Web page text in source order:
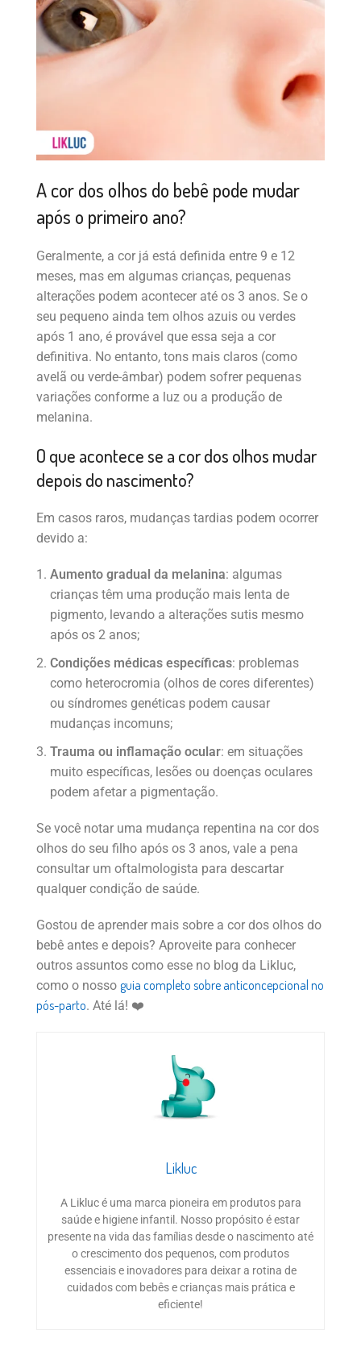
A cor dos olhos do bebê pode mudar
após o primeiro ano?
Geralmente, a cor já está definida entre 9 e 12
meses, mas em algumas crianças, pequenas
alterações podem acontecer até os 3 anos. Se o
seu pequeno ainda tem olhos azuis ou verdes
após 1 ano, é provável que essa seja a cor
definitiva. No entanto, tons mais claros (como
avelã ou verde-âmbar) podem sofrer pequenas
variações conforme a luz ou a produção de
melanina.
O que acontece se a cor dos olhos mudar
depois do nascimento?
Em casos raros, mudanças tardias podem ocorrer
devido a:
Aumento gradual da melanina: algumas
crianças têm uma produção mais lenta de
pigmento, levando a alterações sutis mesmo
após os 2 anos;
Condições médicas específicas: problemas
como heterocromia (olhos de cores diferentes)
ou síndromes genéticas podem causar
mudanças incomuns;
Trauma ou inflamação ocular: em situações
muito específicas, lesões ou doenças oculares
podem afetar a pigmentação.
Se você notar uma mudança repentina na cor dos
olhos do seu filho após os 3 anos, vale a pena
consultar um oftalmologista para descartar
qualquer condição de saúde.
Gostou de aprender mais sobre a cor dos olhos do
bebê antes e depois? Aproveite para conhecer
outros assuntos como esse no blog da Likluc,
como o nosso guia completo sobre anticoncepcional no
pós-parto. Até lá! ❤️
Likluc
A Likluc é uma marca pioneira em produtos para
saúde e higiene infantil. Nosso propósito é estar
presente na vida das famílias desde o nascimento até
o crescimento dos pequenos, com produtos
essenciais e inovadores para deixar a rotina de
cuidados com bebês e crianças mais prática e
eficiente!